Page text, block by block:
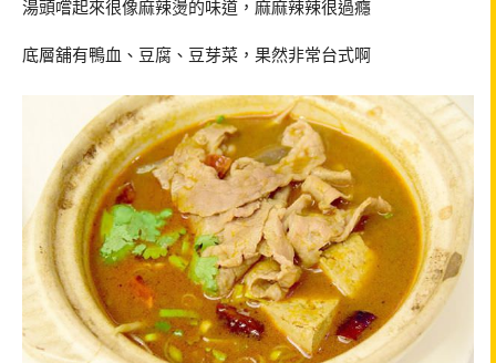
湯頭嚐起來很像麻辣燙的味道，麻麻辣辣很過癮
底層舖有鴨血、豆腐、豆芽菜，果然非常台式啊